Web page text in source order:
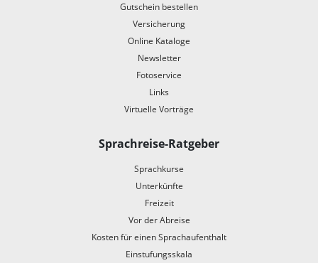
Gutschein bestellen
Versicherung
Online Kataloge
Newsletter
Fotoservice
Links
Virtuelle Vorträge
Sprachreise-Ratgeber
Sprachkurse
Unterkünfte
Freizeit
Vor der Abreise
Kosten für einen Sprachaufenthalt
Einstufungsskala